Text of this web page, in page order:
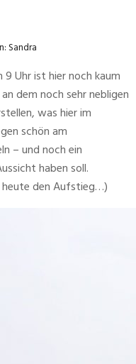
Sandra
Uhr ist hier noch kaum
dem noch sehr nebligen
was hier im
schön am
– und noch ein
haben soll.
heute den Aufstieg…)